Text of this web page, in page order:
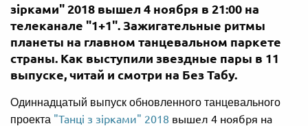
зірками" 2018 вышел 4 ноября в 21:00 на
телеканале "1+1". Зажигательные ритмы
планеты на главном танцевальном паркете
страны. Как выступили звездные пары в 11
выпуске, читай и смотри на Без Табу.
Одиннадцатый выпуск обновленного танцевального
проекта "Танці з зірками" 2018 вышел 4 ноября на